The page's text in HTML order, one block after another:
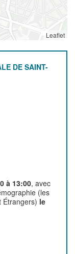
Leaflet
DE SAINT-
à 13:00, avec
(les
Étrangers) le